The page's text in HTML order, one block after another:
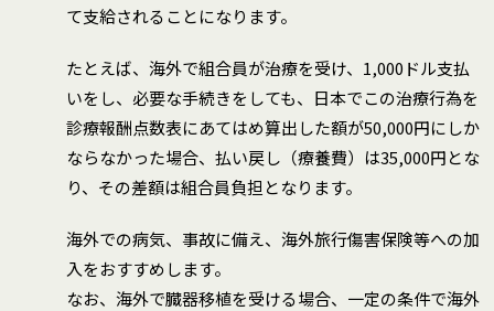
て支給されることになります。
たとえば、海外で組合員が治療を受け、1,000ドル支払
いをし、必要な手続きをしても、日本でこの治療行為を
診療報酬点数表にあてはめ算出した額が50,000円にしか
ならなかった場合、払い戻し（療養費）は35,000円とな
り、その差額は組合員負担となります。
海外での病気、事故に備え、海外旅行傷害保険等への加
入をおすすめします。
なお、海外で臓器移植を受ける場合、一定の条件で海外